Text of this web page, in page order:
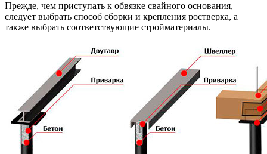
Прежде, чем приступать к обвязке свайного основания,
следует выбрать способ сборки и крепления ростверка, а
также выбрать соответствующие стройматериалы.